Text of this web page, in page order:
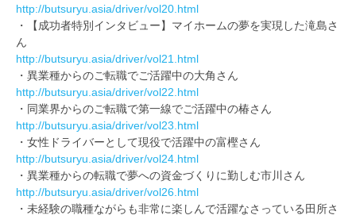
http://butsuryu.asia/driver/vol20.html
・【成功者特別インタビュー】マイホームの夢を実現した滝島さ
ん
http://butsuryu.asia/driver/vol21.html
・異業種からのご転職でご活躍中の大角さん
http://butsuryu.asia/driver/vol22.html
・同業界からのご転職で第一線でご活躍中の椿さん
http://butsuryu.asia/driver/vol23.html
・女性ドライバーとして現役で活躍中の富樫さん
http://butsuryu.asia/driver/vol24.html
・異業種からの転職で夢への資金づくりに勤しむ市川さん
http://butsuryu.asia/driver/vol26.html
・未経験の職種ながらも非常に楽しんで活躍なさっている田所さ